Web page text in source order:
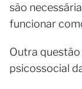
são
funcionar
Outra
psicossocial